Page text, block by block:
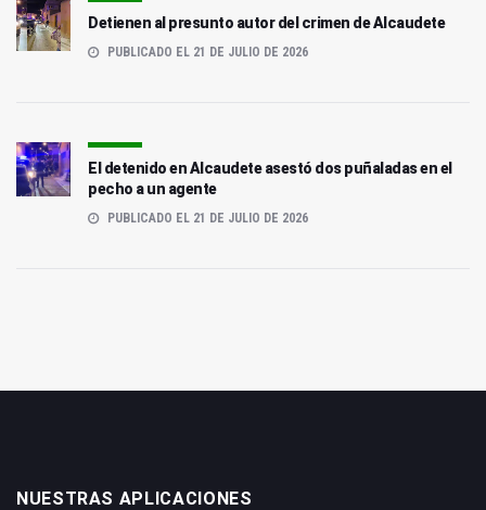
Detienen al presunto autor del crimen de Alcaudete
PUBLICADO EL 21 DE JULIO DE 2026
El detenido en Alcaudete asestó dos puñaladas en el
pecho a un agente
PUBLICADO EL 21 DE JULIO DE 2026
NUESTRAS APLICACIONES